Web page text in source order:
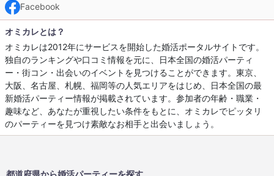
Facebook
オミカレとは？
オミカレは2012年にサービスを開始した婚活ポータルサイトです。
独自のランキングや口コミ情報を元に、日本全国の婚活パーティ
ー・街コン・出会いのイベントを見つけることができます。東京、
大阪、名古屋、札幌、福岡等の人気エリアをはじめ、日本全国の最
新婚活パーティー情報が掲載されています。参加者の年齢・職業・
趣味など、あなたが重視したい条件をもとに、オミカレでピッタリ
のパーティーを見つけ素敵なお相手と出会いましょう。